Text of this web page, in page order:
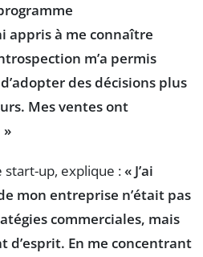
appris à me connaître
m’a permis
des décisions plus
Mes ventes ont
start-up, explique :« J’ai
mon entreprise n’était pas
commerciales, mais
d’esprit. En me concentrant